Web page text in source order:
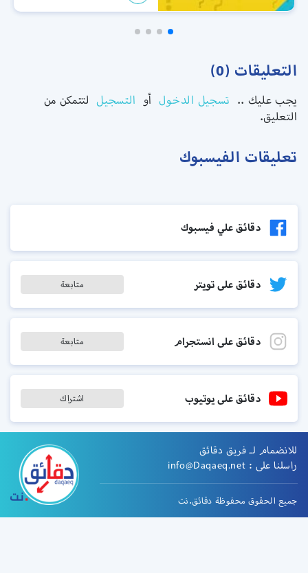
التعليقات (0)
يجب عليك .. تسجيل الدخول أو التسجيل لتتمكن من
التعليق.
تعليقات الفيسبوك
دقائق علي فيسبوك
دقائق على تويتر متابعة
دقائق على انستجرام متابعة
دقائق على يوتيوب اشتراك
للانضمام لـ فريق دقائق
راسلنا على : info@Daqaeq.net
جميع الحقوق محفوظة دقائق.نت